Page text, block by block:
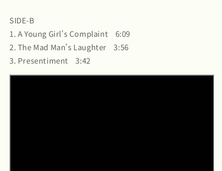
SIDE-B
1. A Young Girl's Complaint 6:09
2. The Mad Man's Laughter 3:56
3. Presentiment 3:42